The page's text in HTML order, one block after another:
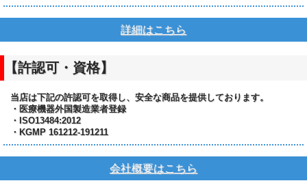
詳細はこちら
【許認可・資格】
当店は下記の許認可を取得し、安全な商品を提供しております。
・医療機器外国製造業者登録
・ISO13484:2012
・KGMP 161212-191211
会社概要はこちら